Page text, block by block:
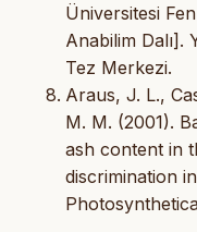
Üniversitesi
Anabilim Dalı].
Tez Merkezi.
Araus, J. L.,
M. M. (2001).
ash content in
discrimination